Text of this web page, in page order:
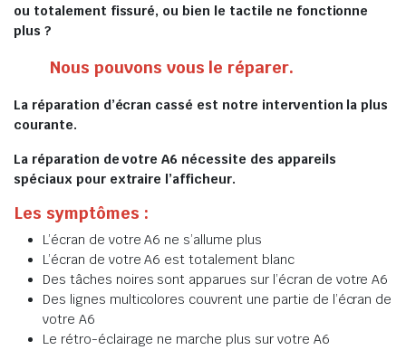
ou totalement fissuré, ou bien le tactile ne fonctionne
plus ?
Nous pouvons vous le réparer.
La réparation d’écran cassé est notre intervention la plus
courante.
La réparation de votre A6 nécessite des appareils
spéciaux pour extraire l’afficheur.
Les symptômes :
L’écran de votre A6 ne s’allume plus
L’écran de votre A6 est totalement blanc
Des tâches noires sont apparues sur l’écran de votre A6
Des lignes multicolores couvrent une partie de l’écran de
votre A6
Le rétro-éclairage ne marche plus sur votre A6